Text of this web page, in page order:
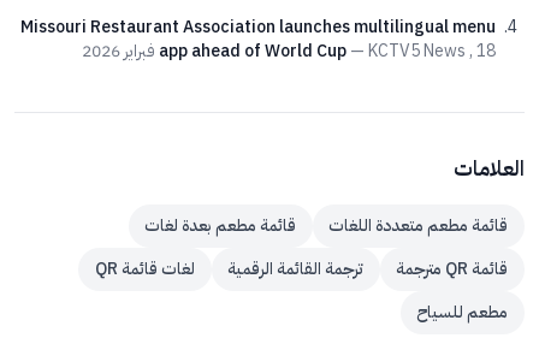
Missouri Restaurant Association launches multilingual menu
app ahead of World Cup— KCTV5 News , 18 فبراير 2026
العلامات
قائمة مطعم متعددة اللغات
قائمة مطعم بعدة لغات
قائمة QR مترجمة
ترجمة القائمة الرقمية
لغات قائمة QR
مطعم للسياح